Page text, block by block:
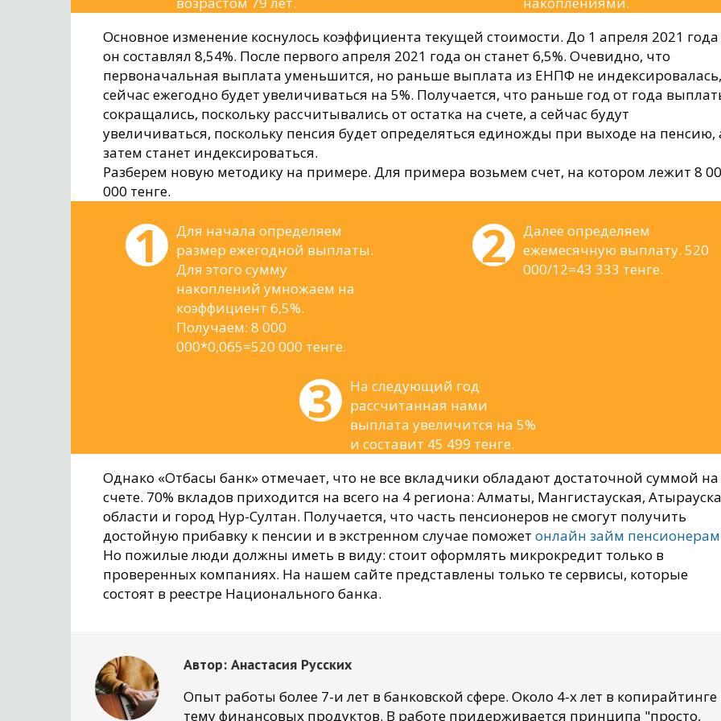
Основное изменение коснулось коэффициента текущей стоимости. До 1 апреля 2021 года
он составлял 8,54%. После первого апреля 2021 года он станет 6,5%. Очевидно, что
первоначальная выплата уменьшится, но раньше выплата из ЕНПФ не
сейчас ежегодно будет увеличиваться на 5%. Получается, что раньше год от года
сокращались, поскольку рассчитывались от остатка на счете, а сейчас будут
увеличиваться, поскольку пенсия будет определяться единожды при выходе на пенсию,
затем станет индексироваться.
Разберем новую методику на примере. Для примера возьмем счет, на котором лежит 8
000 тенге.
Для начала определяем
размер ежегодной выплаты.
Для этого сумму
накоплений умножаем на
коэффициент 6,5%.
Получаем: 8 000
000*0,065=520 000 тенге.
Далее определяем
ежемесячную выплату. 520
000/12=43 333 тенге.
На следующий год
рассчитанная нами
выплата увеличится на 5%
и составит 45 499 тенге.
Однако «Отбасы банк» отмечает, что не все вкладчики обладают достаточной суммой на
счете. 70% вкладов приходится на всего на 4 региона: Алматы, Мангистауская,
области и город Нур-Султан. Получается, что часть пенсионеров не смогут получить
достойную прибавку к пенсии и в экстренном случае поможет онлайн займ пенсионерам
Но пожилые люди должны иметь в виду: стоит оформлять микрокредит только в
проверенных компаниях. На нашем сайте представлены только те сервисы, которые
состоят в реестре Национального банка.
Автор: Анастасия Русских
Опыт работы более 7-и лет в банковской сфере. Около 4-х лет в копирайтинге
тему финансовых продуктов. В работе придерживается принципа "просто,